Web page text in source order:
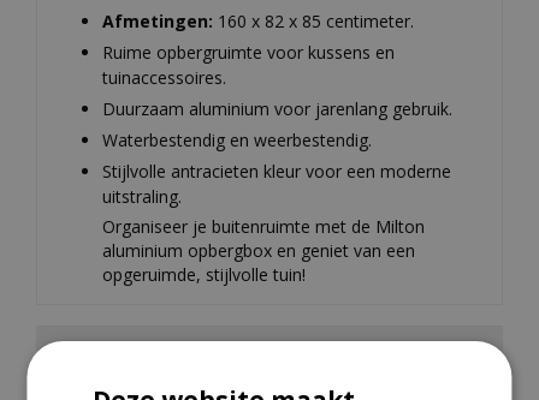
Afmetingen: 160 x 82 x 85 centimeter.
Ruime opbergruimte voor kussens en
tuinaccessoires.
Duurzaam aluminium voor jarenlang gebruik.
Waterbestendig en weerbestendig.
Stijlvolle antracieten kleur voor een moderne
uitstraling.
Organiseer je buitenruimte met de Milton
aluminium opbergbox en geniet van een
opgeruimde, stijlvolle tuin!
Specificaties